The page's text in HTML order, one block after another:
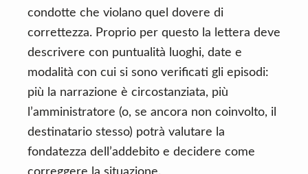
condotte che violano quel dovere di
correttezza. Proprio per questo la lettera deve
descrivere con puntualità luoghi, date e
modalità con cui si sono verificati gli episodi:
più la narrazione è circostanziata, più
l’amministratore (o, se ancora non coinvolto, il
destinatario stesso) potrà valutare la
fondatezza dell’addebito e decidere come